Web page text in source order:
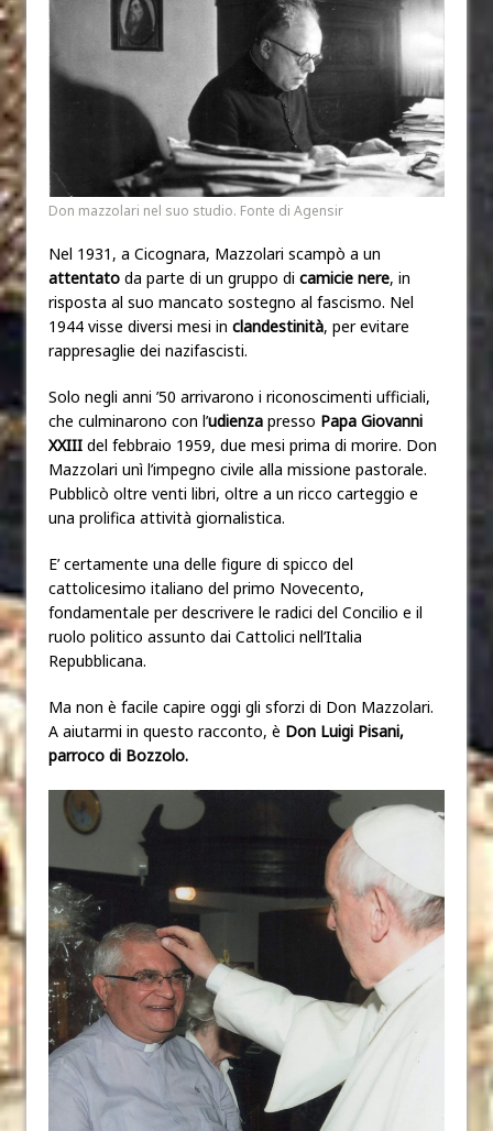
Don mazzolari nel suo studio. Fonte di Agensir
Nel 1931, a Cicognara, Mazzolari scampò a un
attentato da parte di un gruppo di camicie nere, in
risposta al suo mancato sostegno al fascismo. Nel
1944 visse diversi mesi in clandestinità, per evitare
rappresaglie dei nazifascisti.
Solo negli anni ’50 arrivarono i riconoscimenti ufficiali,
che culminarono con l’udienza presso Papa Giovanni
XXIII del febbraio 1959, due mesi prima di morire. Don
Mazzolari unì l’impegno civile alla missione pastorale.
Pubblicò oltre venti libri, oltre a un ricco carteggio e
una prolifica attività giornalistica.
E’ certamente una delle figure di spicco del
cattolicesimo italiano del primo Novecento,
fondamentale per descrivere le radici del Concilio e il
ruolo politico assunto dai Cattolici nell’Italia
Repubblicana.
Ma non è facile capire oggi gli sforzi di Don Mazzolari.
A aiutarmi in questo racconto, è Don Luigi Pisani,
parroco di Bozzolo.